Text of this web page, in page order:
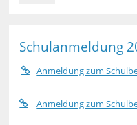
Wissen
und
Engagement:
Schulanmeldung
Anmeldung zum
Anmeldung zum